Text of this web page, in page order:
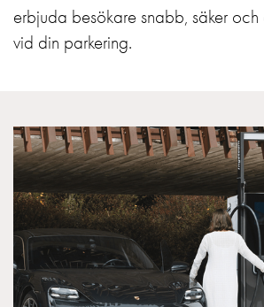
Energimätare
för
fastigheter
Laddkabel
Laddstation
RAPID
Betalstationer
Support
Hitta
återförsäljare
Kunskap
erbjuda besökare snabb, säker
vid din parkering.